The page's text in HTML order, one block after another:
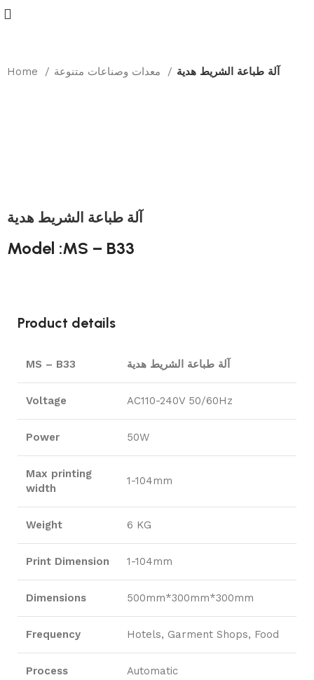
Home آلة طباعة الشريط هدية
آلة طباعة الشريط هدية
Model :MS – B33
Product details
MS – B33 آلة طباعة الشريط هدية
Voltage AC110-240V 50/60Hz
Power 50W
Max printing
width
1-104mm
Weight 6 KG
Print Dimension 1-104mm
Dimensions 500mm*300mm*300mm
Frequency Hotels, Garment Shops, Food
Process Automatic